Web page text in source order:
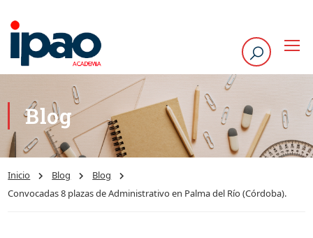
Blog
Inicio Blog
Blog
Convocadas 8 plazas de Administrativo en Palma del Río (Córdoba).